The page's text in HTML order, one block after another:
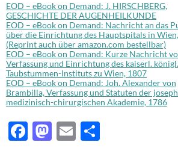
EOD – eBook on Demand: J. HIRSCHBERG,
GESCHICHTE DER AUGENHEILKUNDE
EOD – eBook on Demand: Nachricht an das
über die Einrichtung des Hauptspitals in
(Reprint auch über amazon.com bestellbar)
EOD – eBook on Demand: Kurze Nachricht
Verfassung und Einrichtung des kaiserl. königl.
Taubstummen-Instituts zu Wien, 1807
EOD – eBook on Demand: Joh. Alexander von
Brambilla, Verfassung und Statuten der
medizinisch-chirurgischen Akademie, 1786
F
M E